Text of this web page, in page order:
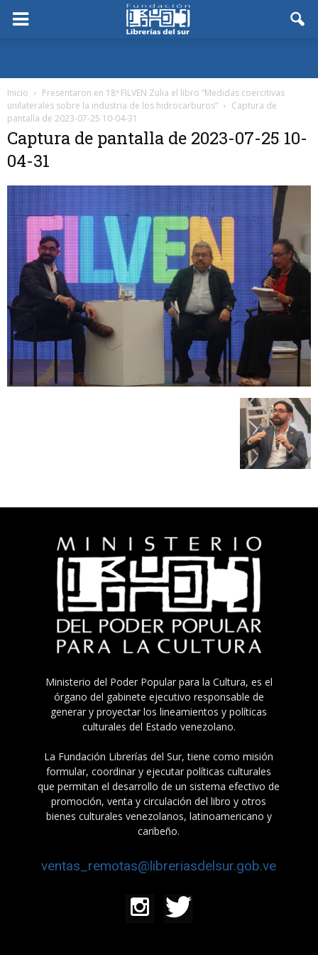
Inicio
Presentaron en 18ª FILVEN Zulia el libro “Medidas coercitivas
unilaterales sobre la industria de los hidrocarburos”
Captura de
pantalla de 2023-07-25 10-04-31
Captura de pantalla de 2023-07-25 10-
04-31
Ministerio del Poder Popular para la Cultura, es el
órgano del gabinete ejecutivo responsable de
generar y proyectar los lineamientos y políticas
culturales del Estado venezolano.
La Fundación Librerías del Sur, tiene como misión
formular, coordinar y ejecutar políticas culturales
que permitan el desarrollo de un sistema efectivo de
promoción, venta y circulación del libro y otros
bienes culturales venezolanos, latinoamericano y
caribeño.
ventas_remotas@libreriasdelsur.gob.ve